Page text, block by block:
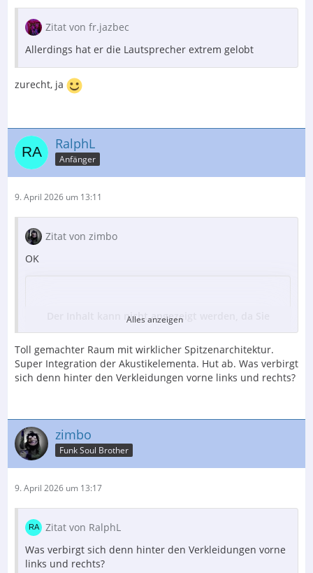
Zitat von fr.jazbec
Allerdings hat er die Lautsprecher extrem gelobt
zurecht, ja
RalphL
Anfänger
9. April 2026 um 13:11
Zitat von zimbo
OK
Der Inhalt kann nicht angezeigt werden, da Sie
keine Berechtigung haben, diesen Inhalt zu sehen.
ProAc Response 5
Der Inhalt kann nicht angezeigt werden, da Sie
keine Berechtigung haben, diesen Inhalt zu sehen.
der Vorbesitzer hat sich wohl nicht so gerne am Anblick
der schönen Chassis erfreut und immer die
Abdeckungen draufgelassen. Daher kommen die
Alles anzeigen
Toll gemachter Raum mit wirklicher Spitzenarchitektur.
Super Integration der Akustikelementa. Hut ab. Was verbirgt
sich denn hinter den Verkleidungen vorne links und rechts?
zimbo
Funk Soul Brother
9. April 2026 um 13:17
Zitat von RalphL
Was verbirgt sich denn hinter den Verkleidungen vorne
links und rechts?